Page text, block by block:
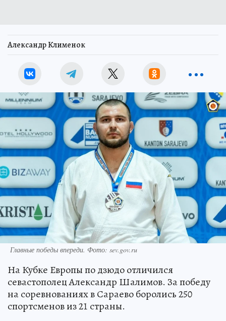
Александр Клименок
Главные победы впереди. Фото: sev.gov.ru
На Кубке Европы по дзюдо отличился
севастополец Александр Шалимов. За победу
на соревнованиях в Сараево боролись 250
спортсменов из 21 страны.